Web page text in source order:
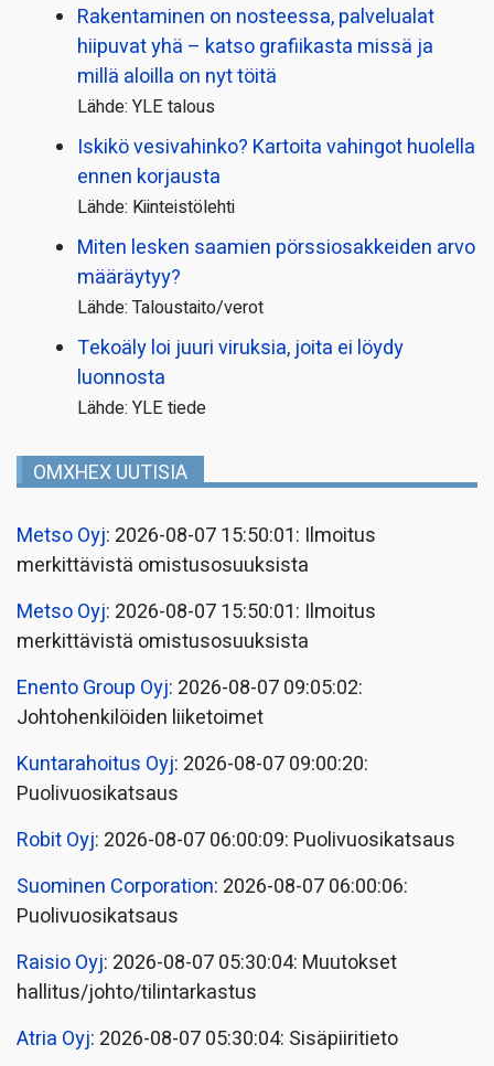
Rakentaminen on nosteessa, palvelualat
hiipuvat yhä – katso grafiikasta missä ja
millä aloilla on nyt töitä
Lähde: YLE talous
Iskikö vesivahinko? Kartoita vahingot huolella
ennen korjausta
Lähde: Kiinteistölehti
Miten lesken saamien pörssi­osakkeiden arvo
määräytyy?
Lähde: Taloustaito/verot
Tekoäly loi juuri viruksia, joita ei löydy
luonnosta
Lähde: YLE tiede
OMXHEX UUTISIA
Metso Oyj: 2026-08-07 15:50:01: Ilmoitus
merkittävistä omistusosuuksista
Metso Oyj: 2026-08-07 15:50:01: Ilmoitus
merkittävistä omistusosuuksista
Enento Group Oyj: 2026-08-07 09:05:02:
Johtohenkilöiden liiketoimet
Kuntarahoitus Oyj: 2026-08-07 09:00:20:
Puolivuosikatsaus
Robit Oyj: 2026-08-07 06:00:09: Puolivuosikatsaus
Suominen Corporation: 2026-08-07 06:00:06:
Puolivuosikatsaus
Raisio Oyj: 2026-08-07 05:30:04: Muutokset
hallitus/johto/tilintarkastus
Atria Oyj: 2026-08-07 05:30:04: Sisäpiiritieto